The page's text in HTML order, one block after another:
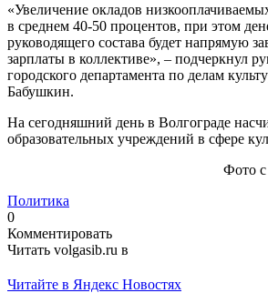
«Увеличение окладов
в среднем 40-50 процентов, при этом
руководящего состава будет напрямую
зарплаты в коллективе», – подчеркнул
городского департамента по делам
Бабушкин.
На сегодняшний день в Волгограде
образовательных учреждений в сфере
Фото с
Политика
0
Комментировать
Читать volgasib.ru в
Читайте в Яндекс Новостях